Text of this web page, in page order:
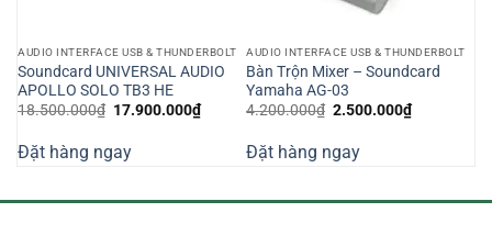
AUDIO INTERFACE USB & THUNDERBOLT
Soundcard UNIVERSAL AUDIO
APOLLO SOLO TB3 HE
18.500.000₫ Giá
18.500.000₫.
17.900.000₫Giá
hiện
17.900.000₫.
Đặt hàng ngay
AUDIO INTERFACE USB & THUNDERBOLT
Bàn Trộn Mixer – Soundcard
Yamaha AG-03
4.200.000₫ Giá
4.200.000₫.
2.500.000₫Giá
hiện
Đặt hàng ngay